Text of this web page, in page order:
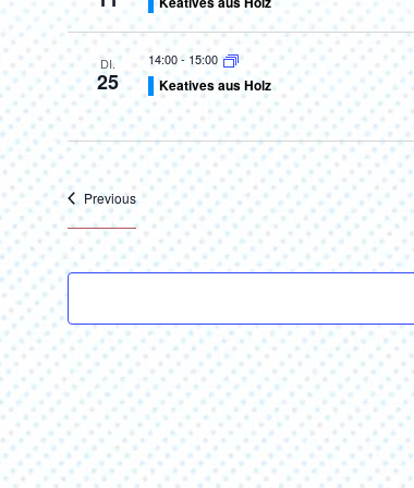
DI.
25
14:00- 15:00
Keatives aus Holz
PreviousVeranstaltungen